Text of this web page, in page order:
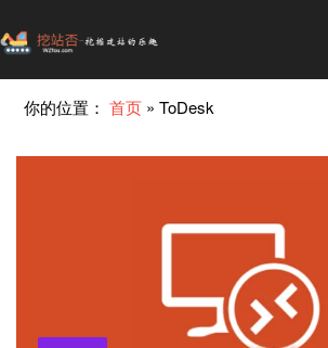
你的位置：首页 »ToDesk